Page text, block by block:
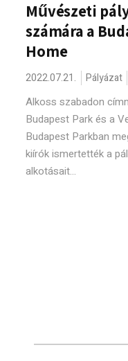
Művészeti
számára a
Home
2022.07.21. Pályázat
Alkoss szabadon
Budapest Park és a
Budapest Parkban
kiírók ismertették a
alkotásait...